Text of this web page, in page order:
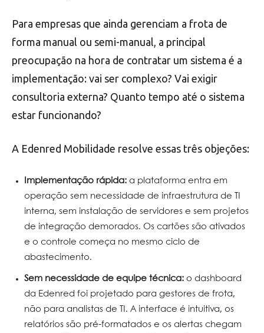
Para empresas que ainda gerenciam a frota de
forma manual ou semi-manual, a principal
preocupação na hora de contratar um sistema é a
implementação: vai ser complexo? Vai exigir
consultoria externa? Quanto tempo até o sistema
estar funcionando?
A Edenred Mobilidade resolve essas três objeções:
Implementação rápida: a plataforma entra em
operação sem necessidade de infraestrutura de TI
interna, sem instalação de servidores e sem projetos
de integração demorados. Os cartões são ativados
e o controle começa no mesmo ciclo de
abastecimento.
Sem necessidade de equipe técnica: o dashboard
da Edenred foi projetado para gestores de frota,
não para analistas de TI. A interface é intuitiva, os
relatórios são pré-formatados e os alertas chegam